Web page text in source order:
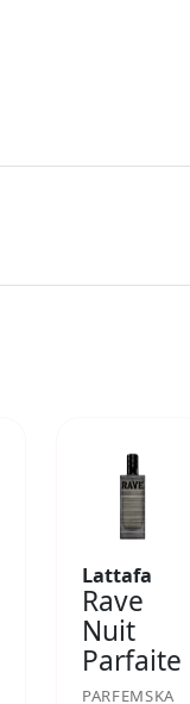
Lattafa
Rave
Nuit
Parfaite
PARFEMSKA